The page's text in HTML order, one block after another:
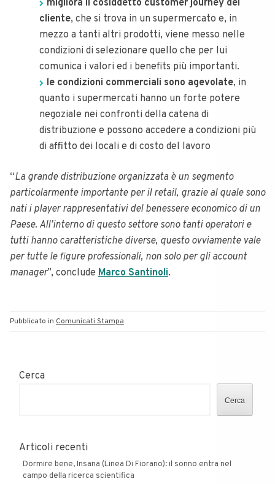
migliora il cosiddetto customer journey del
cliente, che si trova in un supermercato e, in
mezzo a tanti altri prodotti, viene messo nelle
condizioni di selezionare quello che per lui
comunica i valori ed i benefits più importanti.
le condizioni commerciali sono agevolate, in
quanto i supermercati hanno un forte potere
negoziale nei confronti della catena di
distribuzione e possono accedere a condizioni più
di affitto dei locali e di costo del lavoro
“La grande distribuzione organizzata è un segmento
particolarmente importante per il retail, grazie al quale sono
nati i player rappresentativi del benessere economico di un
Paese. All’interno di questo settore sono tanti operatori e
tutti hanno caratteristiche diverse, questo ovviamente vale
per tutte le figure professionali, non solo per gli account
manager”, conclude Marco Santinoli.
Pubblicato in Comunicati Stampa
Cerca
Cerca
Articoli recenti
Dormire bene, Insana (Linea Di Fiorano): il sonno entra nel
campo della ricerca scientifica